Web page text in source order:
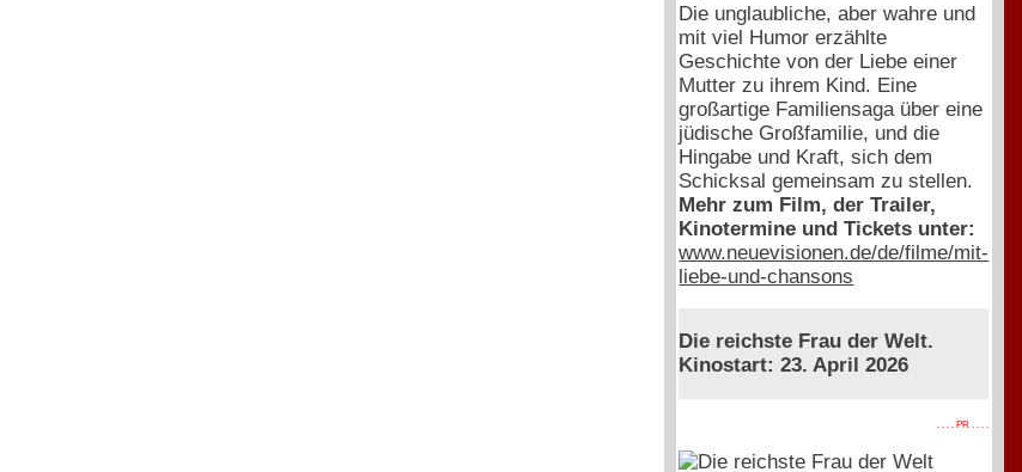
Die unglaubliche, aber wahre und
mit viel Humor erzählte
Geschichte von der Liebe einer
Mutter zu ihrem Kind. Eine
großartige Familiensaga über eine
jüdische Großfamilie, und die
Hingabe und Kraft, sich dem
Schicksal gemeinsam zu stellen.
Mehr zum Film, der Trailer,
Kinotermine und Tickets unter:
www.neuevisionen.de/de/filme/mit-
liebe-und-chansons
Die reichste Frau der Welt.
Kinostart: 23. April 2026
. . . . PR . . . .